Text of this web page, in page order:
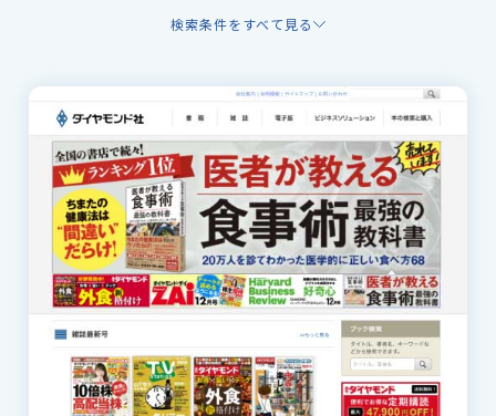
検索条件をすべて見る